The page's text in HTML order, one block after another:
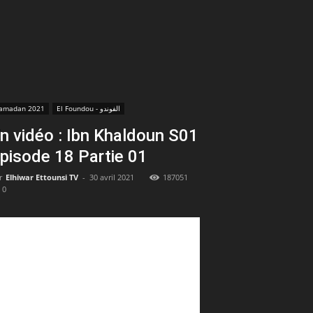
2021 El Foundou - الفوندو
vidéo : Ibn Khaldoun S01
18 Partie 01
Elhiwar Ettounsi TV - 30 avril 2021
187051
0